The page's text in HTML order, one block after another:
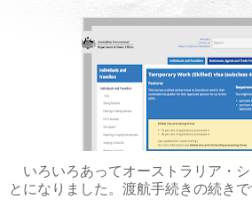
いろいろあってオーストラリア・
とになりました。渡航手続きの続きで